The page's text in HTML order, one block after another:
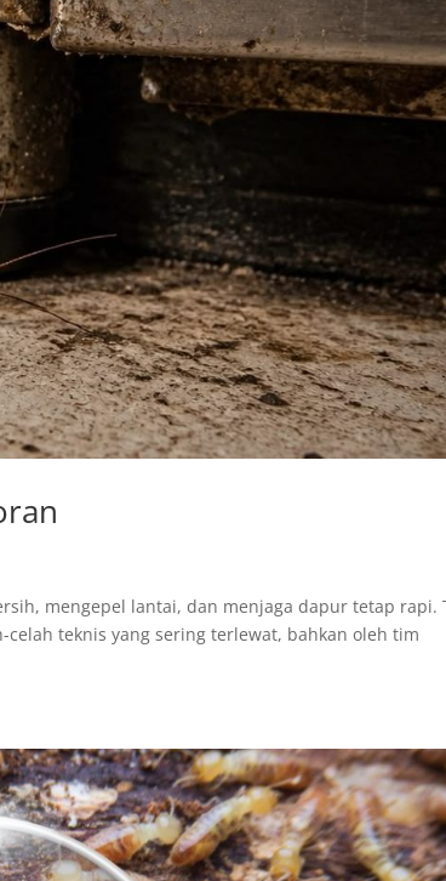
mengepel lantai, dan menjaga dapur tetap rapi.
teknis yang sering terlewat, bahkan oleh tim